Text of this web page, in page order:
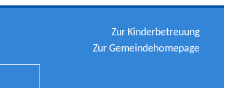
Zur Kinderbetreuung
Zur Gemeindehomepage